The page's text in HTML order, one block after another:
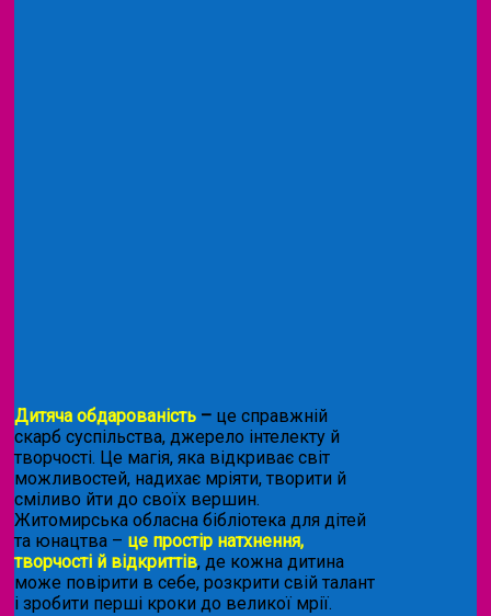
Дитяча обдарованість – це справжній
скарб суспільства, джерело інтелекту й
творчості. Це магія, яка відкриває світ
можливостей, надихає мріяти, творити й
сміливо йти до своїх вершин.
Житомирська обласна бібліотека для дітей
та юнацтва – це простір натхнення,
творчості й відкриттів, де кожна дитина
може повірити в себе, розкрити свій талант
і зробити перші кроки до великої мрії.